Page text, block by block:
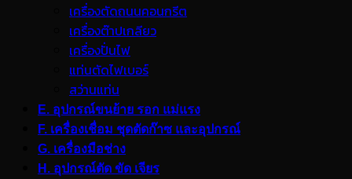
เครื่องตัดถนนคอนกรีต
เครื่องต๊าปเกลียว
เครื่องปั่นไฟ
แท่นตัดไฟเบอร์
สว่านแท่น
E. อุปกรณ์ขนย้าย รอก แม่แรง
F. เครื่องเชื่อม ชุดตัดก๊าซ และอุปกรณ์
G. เครื่องมือช่าง
H. อุปกรณ์ตัด ขัด เจียร